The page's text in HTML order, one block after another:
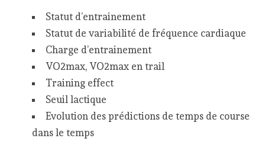
Statut d’entrainement
Statut de variabilité de fréquence cardiaque
Charge d’entrainement
VO2max, VO2max en trail
Training effect
Seuil lactique
Evolution des prédictions de temps de course
dans le temps